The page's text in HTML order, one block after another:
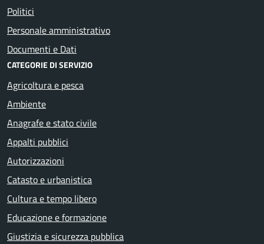
Politici
Personale amministrativo
Documenti e Dati
CATEGORIE DI SERVIZIO
Agricoltura e pesca
Ambiente
Anagrafe e stato civile
Appalti pubblici
Autorizzazioni
Catasto e urbanistica
Cultura e tempo libero
Educazione e formazione
Giustizia e sicurezza pubblica